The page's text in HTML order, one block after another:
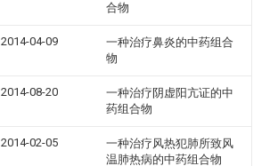
合物
2014-04-09
一种治疗鼻炎的中药组合
物
2014-08-20
一种治疗阴虚阳亢证的中
药组合物
2014-02-05
一种治疗风热犯肺所致风
温肺热病的中药组合物